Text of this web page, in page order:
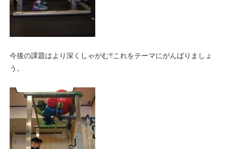
今後の課題はより深くしゃがむ‼️これをテーマにがんばりましょ
う。